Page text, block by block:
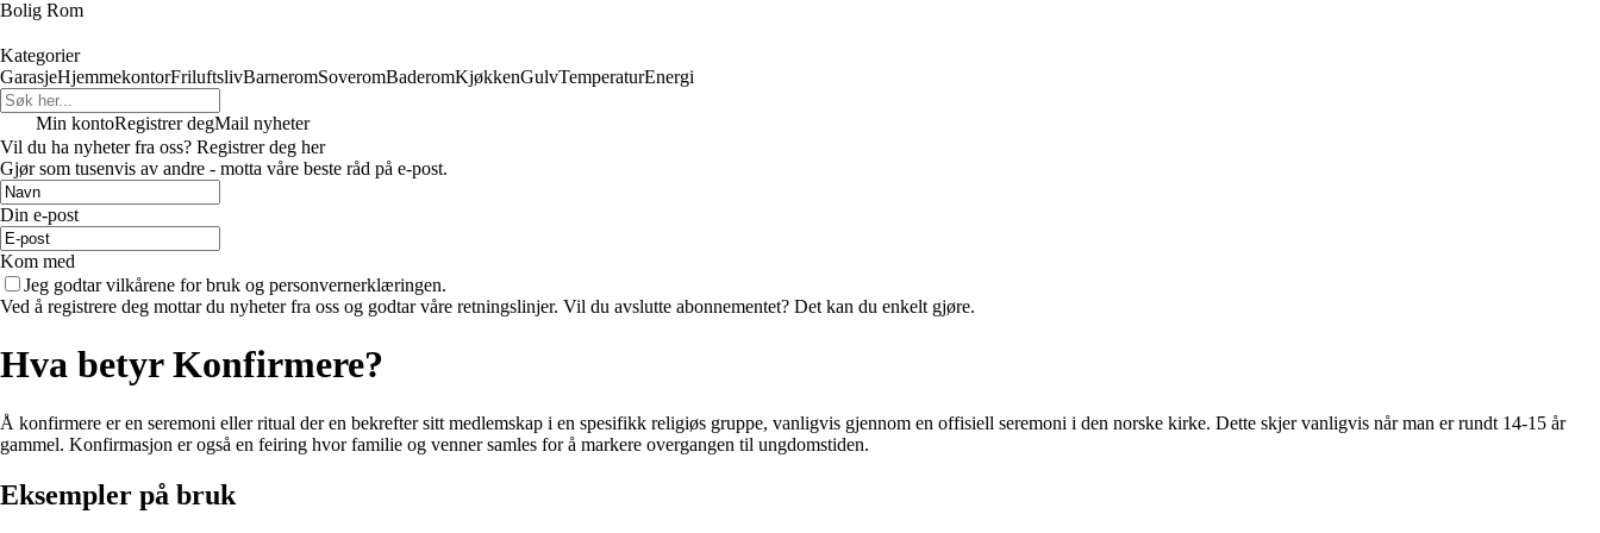
Bolig Rom
Kategorier
GarasjeHjemmekontorFriluftslivBarneromSoveromBaderomKjøkkenGulvTemperaturEnergi
Min kontoRegistrer degMail nyheter
Vil du ha nyheter fra oss? Registrer deg her
Gjør som tusenvis av andre - motta våre beste råd på e-post.
Din e-post
Kom med
Jeg godtar vilkårene for bruk og personvernerklæringen.
Ved å registrere deg mottar du nyheter fra oss og godtar våre retningslinjer. Vil du avslutte abonnementet? Det kan du enkelt gjøre.
Hva betyr Konfirmere?
Å konfirmere er en seremoni eller ritual der en bekrefter sitt medlemskap i en spesifikk religiøs gruppe, vanligvis gjennom en offisiell seremoni i den norske kirke. Dette skjer vanligvis når man er rundt 14-15 år
gammel. Konfirmasjon er også en feiring hvor familie og venner samles for å markere overgangen til ungdomstiden.
Eksempler på bruk